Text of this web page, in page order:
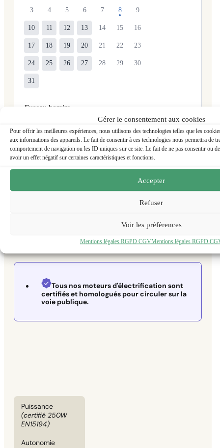
Gérer le consentement aux cookies
Pour offrir les meilleures expériences, nous utilisons des technologies telles que les
aux informations des appareils. Le fait de consentir à ces technologies nous permettra de
comportement de navigation ou les ID uniques sur ce site. Le fait de ne pas consentir ou
avoir un effet négatif sur certaines caractéristiques et fonctions.
Accepter
Refuser
Voir les préférences
Mentions légales RGPD CGVMentions légales RGPD
3 4 5 6 7 8 9
10 11 12 13 14 15 16
17 18 19 20 21 22 23
24 25 26 27 28 29 30
31
Fuseau horaire
COMPARER NOS KITS
D'ÉLECTRIFICATION
Tous nos moteurs d'électrification sont
certifiés et homologués pour circuler sur la
voie publique.
Puissance
(certifié 250W
EN15194)
Autonomie